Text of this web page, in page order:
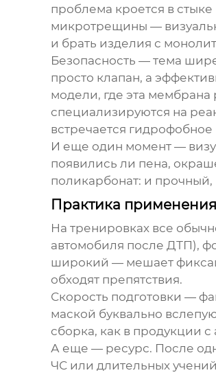
проблема кроется в
микротрещины —
и брать изделия с
Безопасность — тема
просто клапан, а
модели, где эта
специализируются на
встречается
И еще один момент —
появились ли пена,
поликарбонат: и
Практика
На тренировках все
автомобиля после ДТП),
широкий — мешает
обходят препятствия.
Скорость подготовки —
маской буквально
сборка, как в продукции с
А еще — ресурс. После
ЧС или длительных